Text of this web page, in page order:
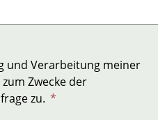
und Verarbeitung meiner
Zwecke der
zu. *